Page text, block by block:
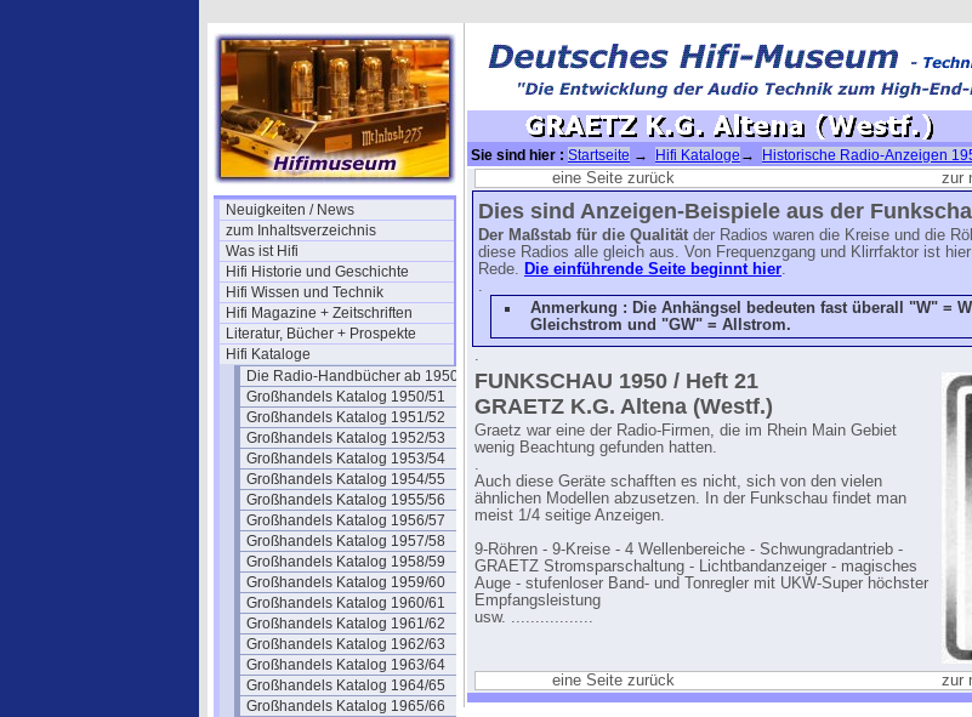
Neuigkeiten / News
zum Inhaltsverzeichnis
Was ist Hifi
Hifi Historie und Geschichte
Hifi Wissen und Technik
Hifi Magazine + Zeitschriften
Literatur, Bücher + Prospekte
Hifi Kataloge
Die Radio-Handbücher ab 1950
Großhandels Katalog 1950/51
Großhandels Katalog 1951/52
Großhandels Katalog 1952/53
Großhandels Katalog 1953/54
Großhandels Katalog 1954/55
Großhandels Katalog 1955/56
Großhandels Katalog 1956/57
Großhandels Katalog 1957/58
Großhandels Katalog 1958/59
Großhandels Katalog 1959/60
Großhandels Katalog 1960/61
Großhandels Katalog 1961/62
Großhandels Katalog 1962/63
Großhandels Katalog 1963/64
Großhandels Katalog 1964/65
Großhandels Katalog 1965/66
Sie sind hier : Startseite → Hifi Kataloge → Historische Radio-Anzeigen
(Westf.)
eine Seite zurück zur
Dies sind Anzeigen-Beispiele aus der
Der Maßstab für die Qualität der Radios waren die Kreise und die
diese Radios alle gleich aus. Von Frequenzgang und Klirrfaktor ist
Rede. Die einführende Seite beginnt hier.
.
Anmerkung : Die Anhängsel bedeuten fast überall "W" =
Gleichstrom und "GW" = Allstrom.
.
FUNKSCHAU 1950 / Heft 21
GRAETZ K.G. Altena (Westf.)
Graetz war eine der Radio-Firmen, die im Rhein Main Gebiet
wenig Beachtung gefunden hatten.
.
Auch diese Geräte schafften es nicht, sich von den vielen
ähnlichen Modellen abzusetzen. In der Funkschau findet man
meist 1/4 seitige Anzeigen.
9-Röhren - 9-Kreise - 4 Wellenbereiche - Schwungradantrieb -
GRAETZ Stromsparschaltung - Lichtbandanzeiger - magisches
Auge - stufenloser Band- und Tonregler mit UKW-Super höchster
Empfangsleistung
usw. .................
eine Seite zurück zur